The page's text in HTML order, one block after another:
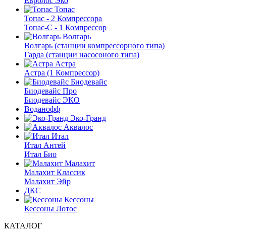
Топас
Топас - 2 Компрессора
Топас-С - 1 Компрессор
Волгарь
Волгарь (станции компрессорного типа)
Гарда (станции насосоного типа)
Астра
Астра (1 Компрессор)
Биодевайс
Биодевайс Про
Биодевайс ЭКО
Воданофф
Эко-Гранд
Аквалос
Итал
Итал Антей
Итал Био
Малахит
Малахит Классик
Малахит Эйр
ДКС
Кессоны
Кессоны Лотос
КАТАЛОГ